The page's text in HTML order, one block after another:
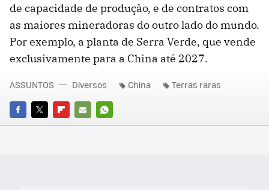
de capacidade de produção, e de contratos com
as maiores mineradoras do outro lado do mundo.
Por exemplo, a planta de Serra Verde, que vende
exclusivamente para a China até 2027.
FACEBOOK
TWITTERFLIPBOARD
E-
WHATSAPP
ASSUNTOS Diversos China Terras raras